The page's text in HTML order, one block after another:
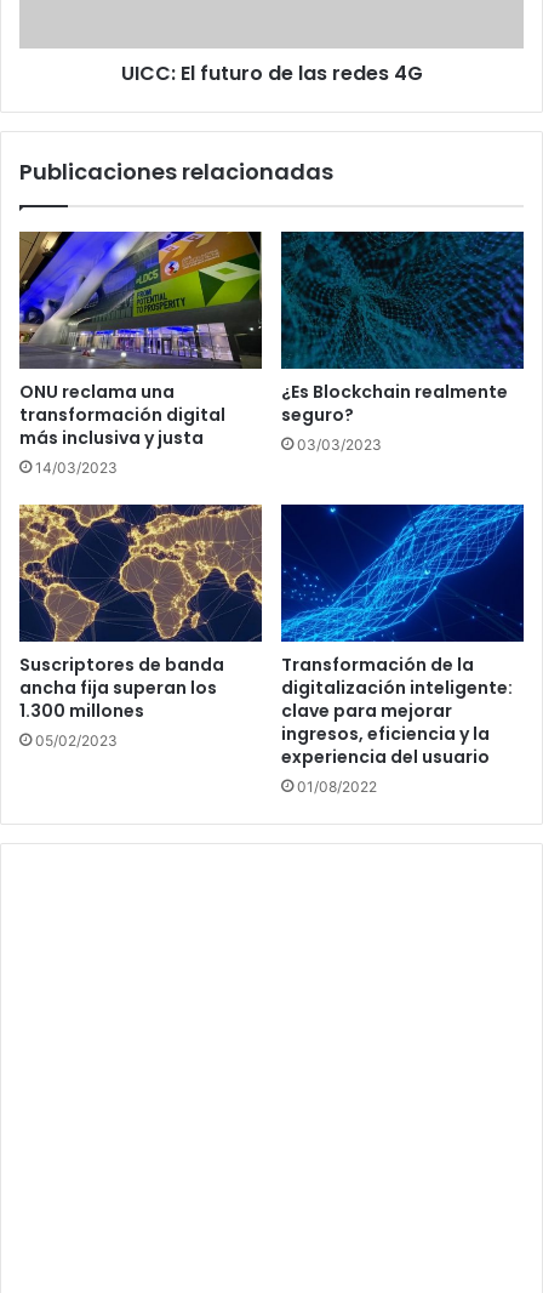
UICC: El futuro de las redes 4G
Publicaciones relacionadas
ONU reclama una
transformación digital
más inclusiva y justa
14/03/2023
¿Es Blockchain realmente
seguro?
03/03/2023
Suscriptores de banda
ancha fija superan los
1.300 millones
05/02/2023
Transformación de la
digitalización inteligente:
clave para mejorar
ingresos, eficiencia y la
experiencia del usuario
01/08/2022